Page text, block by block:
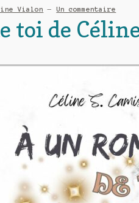
Vialon —Un commentaire
toi de